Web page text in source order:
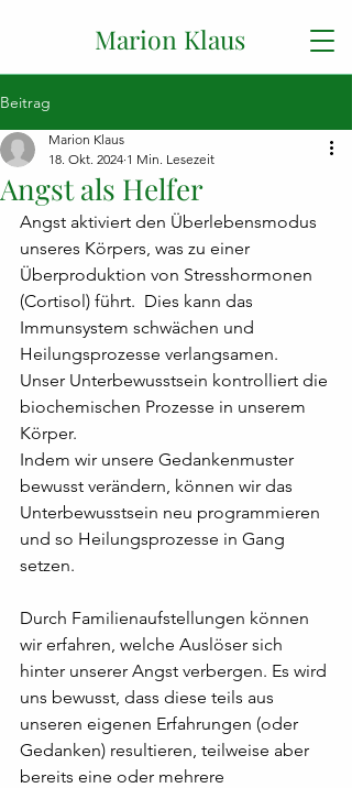
Marion Klaus
Beitrag
Angst als Helfer
Marion Klaus
18. Okt. 2024 1 Min. Lesezeit
Angst aktiviert den Überlebensmodus
unseres Körpers, was zu einer
Überproduktion von Stresshormonen
(Cortisol) führt.  Dies kann das
Immunsystem schwächen und
Heilungsprozesse verlangsamen.
Unser Unterbewusstsein kontrolliert die
biochemischen Prozesse in unserem
Körper.
Indem wir unsere Gedankenmuster
bewusst verändern, können wir das
Unterbewusstsein neu programmieren
und so Heilungsprozesse in Gang
setzen.
Durch Familienaufstellungen können
wir erfahren, welche Auslöser sich
hinter unserer Angst verbergen. Es wird
uns bewusst, dass diese teils aus
unseren eigenen Erfahrungen (oder
Gedanken) resultieren, teilweise aber
bereits eine oder mehrere